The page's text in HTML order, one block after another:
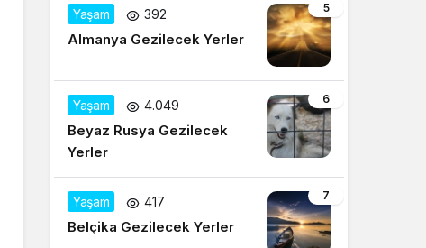
5
Yaşam 392
Almanya Gezilecek Yerler
6
Yaşam 4.049
Beyaz Rusya Gezilecek
Yerler
7
Yaşam 417
Belçika Gezilecek Yerler